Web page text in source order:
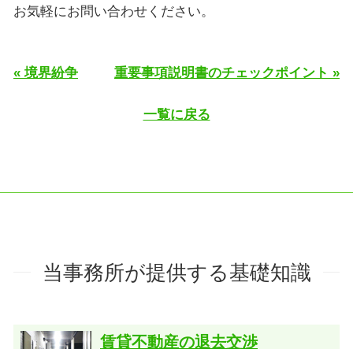
お気軽にお問い合わせください。
« 境界紛争 重要事項説明書のチェックポイント »
一覧に戻る
当事務所が提供する基礎知識
賃貸不動産の退去交渉